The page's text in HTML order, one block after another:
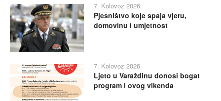
7. Kolovoz 2026.
Pjesništvo koje spaja vjeru,
domovinu i umjetnost
7. Kolovoz 2026.
Ljeto u Varaždinu donosi bogat
program i ovog vikenda